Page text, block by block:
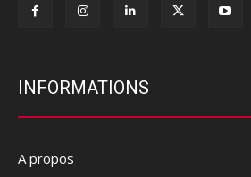
INFORMATIONS
A propos